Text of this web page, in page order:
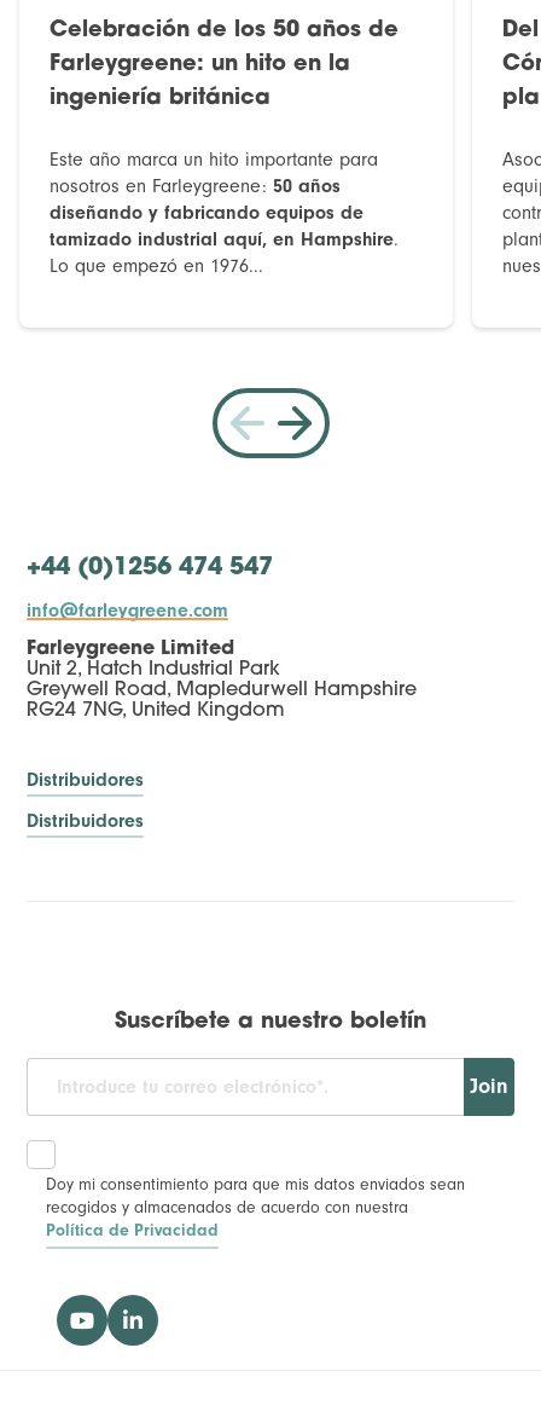
Celebración de los 50 años de
Farleygreene: un hito en la
ingeniería británica
Este año marca un hito importante para
nosotros en Farleygreene: 50 años
diseñando y fabricando equipos de
tamizado industrial aquí, en Hampshire.
Lo que empezó en 1976...
+44 (0)1256 474 547
info@farleygreene.com
Farleygreene Limited
Unit 2, Hatch Industrial Park
Greywell Road, Mapledurwell Hampshire
RG24 7NG, United Kingdom
Distribuidores
Distribuidores
Suscríbete a nuestro boletín
Join
Doy mi consentimiento para que mis datos enviados sean
recogidos y almacenados de acuerdo con nuestra
Política de Privacidad